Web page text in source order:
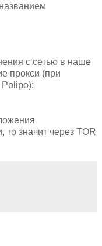
с сетью в наше
прокси (при
Polipo):
то значит через TOR